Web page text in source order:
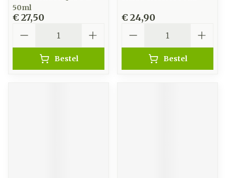
50ml
€ 27,50
Bestel
€ 24,90
Bestel